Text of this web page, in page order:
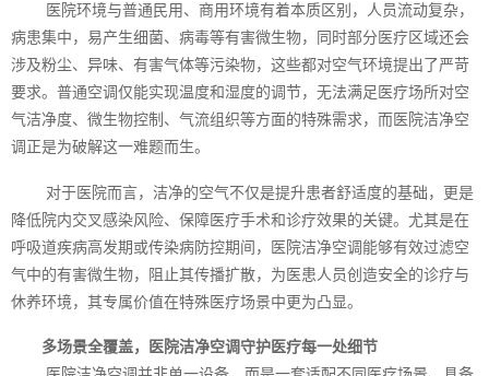
医院环境与普通民用、商用环境有着本质区别，人员流动复杂，
病患集中，易产生细菌、病毒等有害微生物，同时部分医疗区域还会
涉及粉尘、异味、有害气体等污染物，这些都对空气环境提出了严苛
要求。普通空调仅能实现温度和湿度的调节，无法满足医疗场所对空
气洁净度、微生物控制、气流组织等方面的特殊需求，而医院洁净空
调正是为破解这一难题而生。
对于医院而言，洁净的空气不仅是提升患者舒适度的基础，更是
降低院内交叉感染风险、保障医疗手术和诊疗效果的关键。尤其是在
呼吸道疾病高发期或传染病防控期间，医院洁净空调能够有效过滤空
气中的有害微生物，阻止其传播扩散，为医患人员创造安全的诊疗与
休养环境，其专属价值在特殊医疗场景中更为凸显。
多场景全覆盖，医院洁净空调守护医疗每一处细节